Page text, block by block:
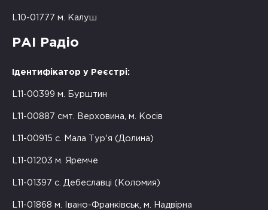
L10-01777 м. Калуш
РАІ Радіо
Ідентифікатор у Реєстрі:
L11-00399 м. Бурштин
L11-00887 смт. Верховина, м. Косів
L11-00915 с. Мала Тур'я (Долина)
L11-01203 м. Яремче
L11-01397 с. Дебеславці (Коломия)
L11-01868 м. Івано-Франківськ, м. Надвірна